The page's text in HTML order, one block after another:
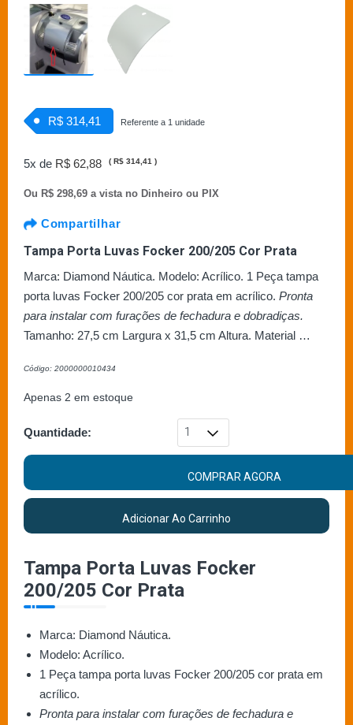
R$ 314,41 Referente a 1 unidade
5x de R$ 62,88 ( R$ 314,41 )
Ou R$ 298,69 a vista no Dinheiro ou PIX
Compartilhar
Tampa Porta Luvas Focker 200/205 Cor Prata
Marca: Diamond Náutica. Modelo: Acrílico. 1 Peça tampa
porta luvas Focker 200/205 cor prata em acrílico. Pronta
para instalar com furações de fechadura e dobradiças.
Tamanho: 27,5 cm Largura x 31,5 cm Altura. Material …
Código: 2000000010434
Apenas 2 em estoque
Quantidade:
COMPRAR AGORA
Adicionar Ao Carrinho
Tampa Porta Luvas Focker
200/205 Cor Prata
Marca: Diamond Náutica.
Modelo: Acrílico.
1 Peça tampa porta luvas Focker 200/205 cor prata em
acrílico.
Pronta para instalar com furações de fechadura e